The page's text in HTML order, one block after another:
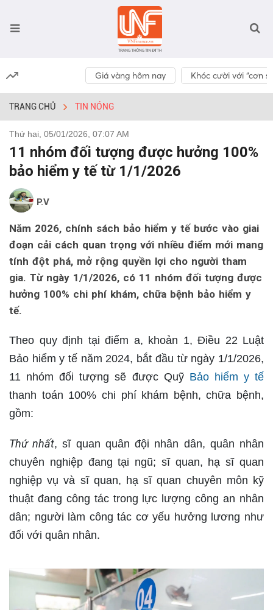
Giá vàng hôm nay Khóc cười với “cơn
TRANG CHỦ TIN NÓNG
Thứ hai, 05/01/2026, 07:07 AM
11 nhóm đối tượng được hưởng 100%
bảo hiểm y tế từ 1/1/2026
P.V
Năm 2026, chính sách bảo hiểm y tế bước vào giai
đoạn cải cách quan trọng với nhiều điểm mới mang
tính đột phá, mở rộng quyền lợi cho người tham
gia. Từ ngày 1/1/2026, có 11 nhóm đối tượng được
hưởng 100% chi phí khám, chữa bệnh bảo hiểm y
tế.
Theo quy định tại điểm a, khoản 1, Điều 22 Luật
Bảo hiểm y tế năm 2024, bắt đầu từ ngày 1/1/2026,
11 nhóm đối tượng sẽ được Quỹ Bảo hiểm y tế
thanh toán 100% chi phí khám bệnh, chữa bệnh,
gồm:
Thứ nhất, sĩ quan quân đội nhân dân, quân nhân
chuyên nghiệp đang tại ngũ; sĩ quan, hạ sĩ quan
nghiệp vụ và sĩ quan, hạ sĩ quan chuyên môn kỹ
thuật đang công tác trong lực lượng công an nhân
dân; người làm công tác cơ yếu hưởng lương như
đối với quân nhân.